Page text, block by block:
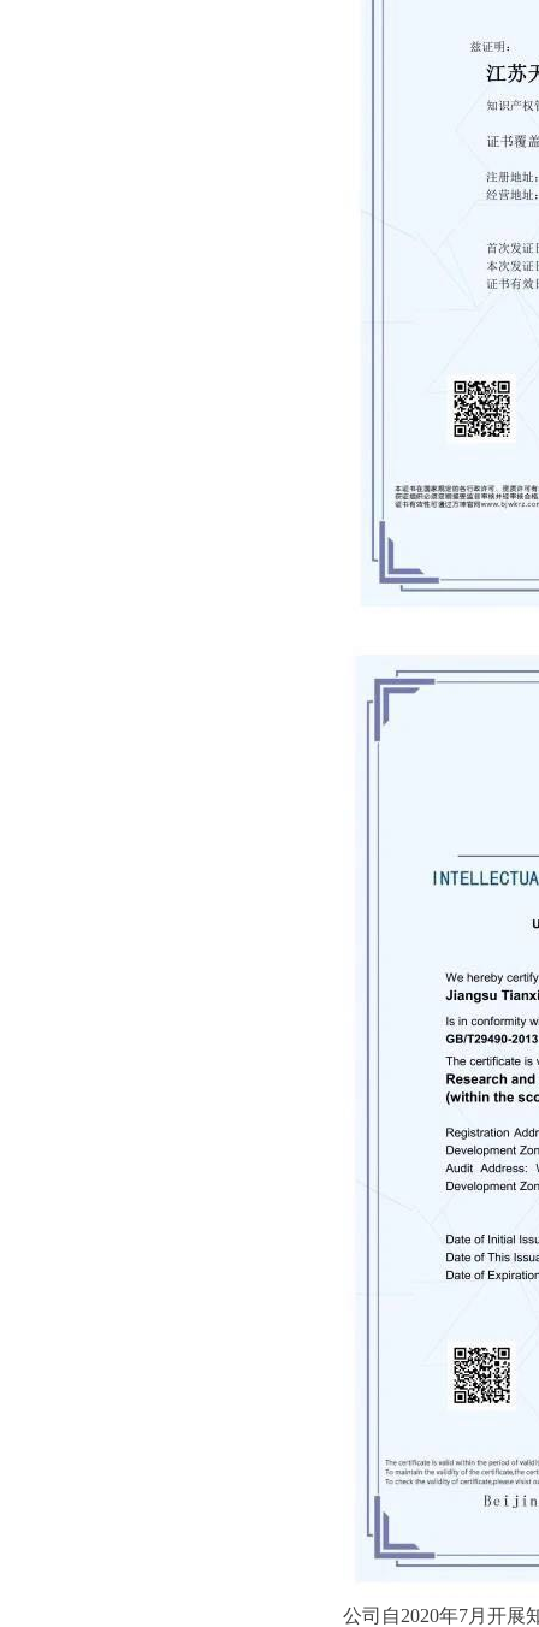
公司自2020年7月开展